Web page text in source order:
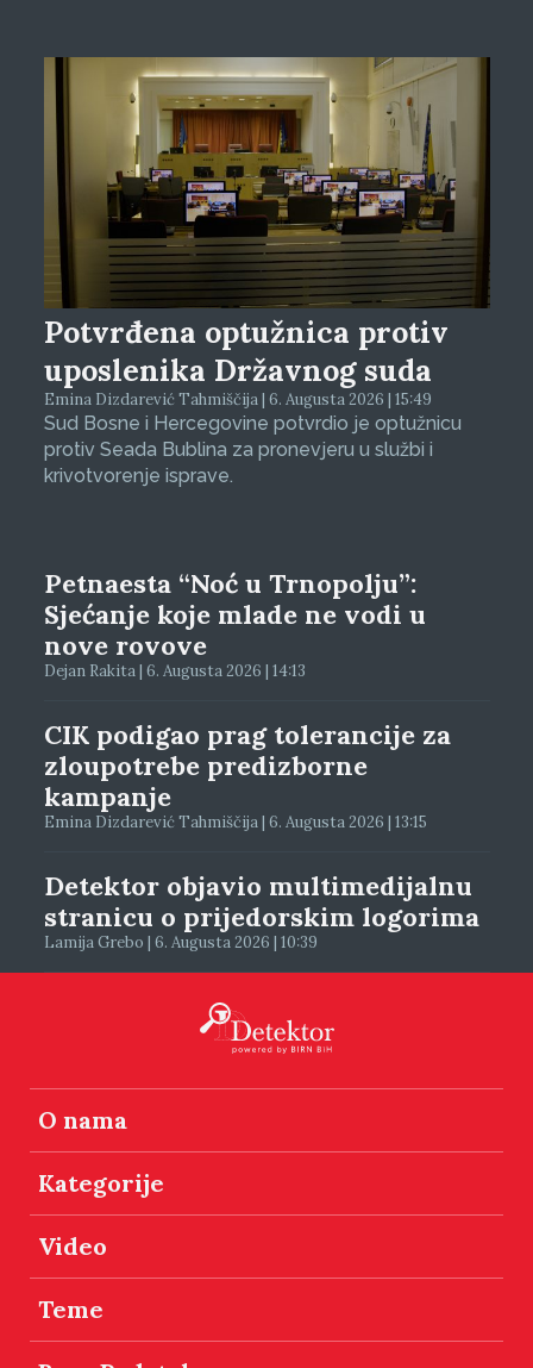
Potvrđena optužnica protiv
uposlenika Državnog suda
Emina Dizdarević Tahmiščija | 6. Augusta 2026 | 15:49
Sud Bosne i Hercegovine potvrdio je optužnicu
protiv Seada Bublina za pronevjeru u službi i
krivotvorenje isprave.
Petnaesta “Noć u Trnopolju”:
Sjećanje koje mlade ne vodi u
nove rovove
Dejan Rakita | 6. Augusta 2026 | 14:13
CIK podigao prag tolerancije za
zloupotrebe predizborne
kampanje
Emina Dizdarević Tahmiščija | 6. Augusta 2026 | 13:15
Detektor objavio multimedijalnu
stranicu o prijedorskim logorima
Lamija Grebo | 6. Augusta 2026 | 10:39
O nama
Kategorije
Video
Teme